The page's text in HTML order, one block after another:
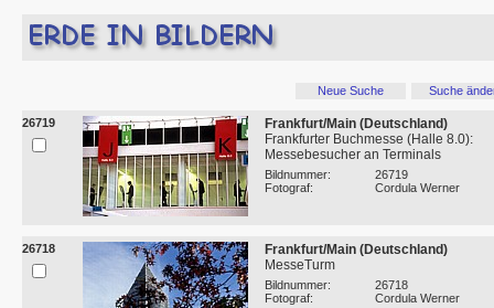
Neue Suche Suche
26719
Frankfurt/Main (Deutschland)
Frankfurter Buchmesse (Halle 8.0):
Messebesucher an Terminals
Bildnummer:
26719
Fotograf:
Cordula Werner
26718
Frankfurt/Main (Deutschland)
MesseTurm
Bildnummer:
26718
Fotograf:
Cordula Werner